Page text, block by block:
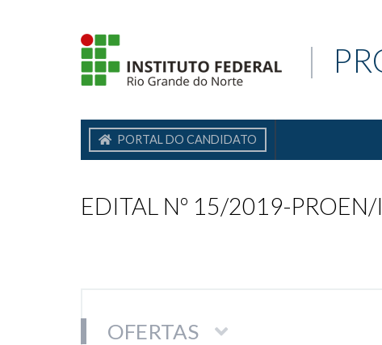
|
PORTAL DO CANDIDATO
EDITAL Nº 15/2019-PROEN/
OFERTAS